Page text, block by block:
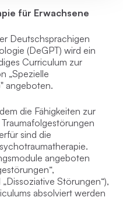
für Erwachsene
Deutschsprachigen
(DeGPT) wird ein
Curriculum zur
„Spezielle
angeboten.
die Fähigkeiten zur
sind die
angeboten
Störungen“),
absolviert werden